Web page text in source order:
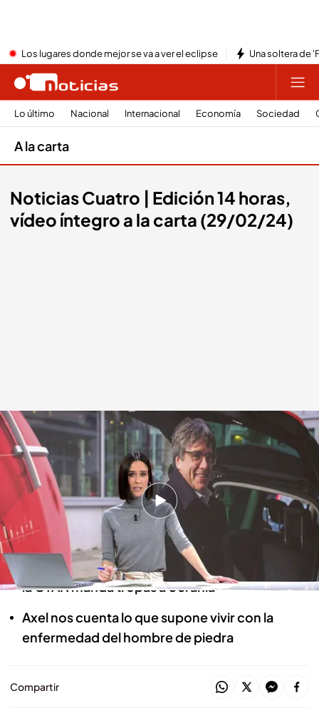
Los lugares donde mejor se va a ver el eclipse Una soltera de
Lo último Nacional Internacional Economía Sociedad
A la carta
Noticias Cuatro | Edición 14 horas,
vídeo íntegro a la carta (29/02/24)
Las noticias, de la mano de Alba Lago
Redacción digital Noticias Cuatro
29 FEB 2024 - 15:10h.
El PSOE señala algunas partes del sumario para
implicar al PP en el 'caso Koldo'
Putin amenaza con usar las armas nucleares si
la OTAN manda tropas a Ucrania
Axel nos cuenta lo que supone vivir con la
enfermedad del hombre de piedra
Compartir